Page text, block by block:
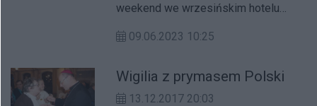
weekend we wrzesińskim hotelu
życie nieprzytomnego mężczyzny z
walczyli lekarze na Oddziale
Anestezjologii i Intensywnej Terapii
09.06.2023 10:25
Wigilia z prymasem Polski
13.12.2017 20:03